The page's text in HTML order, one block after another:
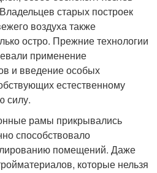
старых построек
воздуха также
остро. Прежние технологии
применение
и введение особых
естественному
силу.
рамы прикрывались
способствовало
помещений. Даже
которые нельзя